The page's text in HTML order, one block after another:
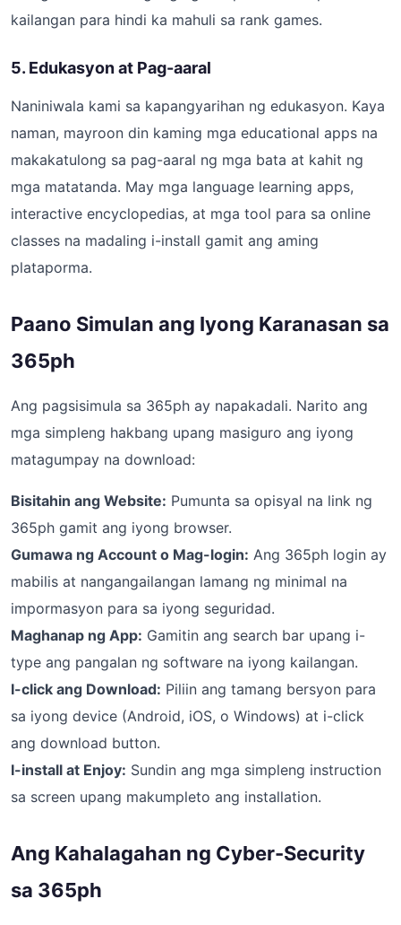
kailangan para hindi ka mahuli sa rank games.
5. Edukasyon at Pag-aaral
Naniniwala kami sa kapangyarihan ng edukasyon. Kaya
naman, mayroon din kaming mga educational apps na
makakatulong sa pag-aaral ng mga bata at kahit ng
mga matatanda. May mga language learning apps,
interactive encyclopedias, at mga tool para sa online
classes na madaling i-install gamit ang aming
plataporma.
Paano Simulan ang Iyong Karanasan sa
365ph
Ang pagsisimula sa 365ph ay napakadali. Narito ang
mga simpleng hakbang upang masiguro ang iyong
matagumpay na download:
Bisitahin ang Website: Pumunta sa opisyal na link ng
365ph gamit ang iyong browser.
Gumawa ng Account o Mag-login: Ang 365ph login ay
mabilis at nangangailangan lamang ng minimal na
impormasyon para sa iyong seguridad.
Maghanap ng App: Gamitin ang search bar upang i-
type ang pangalan ng software na iyong kailangan.
I-click ang Download: Piliin ang tamang bersyon para
sa iyong device (Android, iOS, o Windows) at i-click
ang download button.
I-install at Enjoy: Sundin ang mga simpleng instruction
sa screen upang makumpleto ang installation.
Ang Kahalagahan ng Cyber-Security
sa 365ph